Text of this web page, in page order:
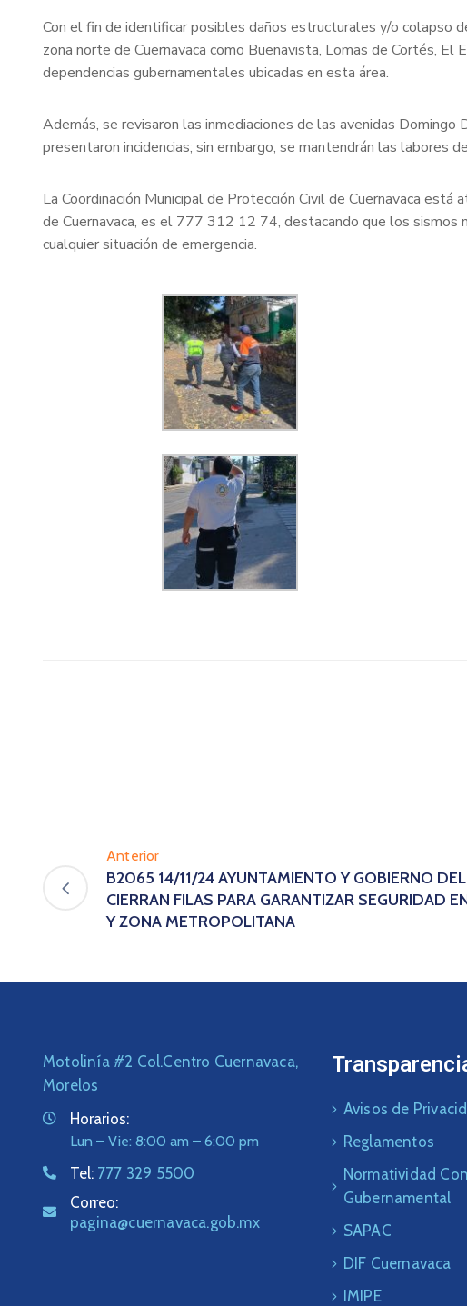
Con el fin de identificar posibles daños estructurales y/o colapso
zona norte de Cuernavaca como Buenavista, Lomas de Cortés,
dependencias gubernamentales ubicadas en esta área.
Además, se revisaron las inmediaciones de las avenidas
presentaron incidencias; sin embargo, se mantendrán las labores
La Coordinación Municipal de Protección Civil de Cuernavaca
de Cuernavaca, es el 777 312 12 74, destacando que los
cualquier situación de emergencia.
Anterior
B2065 14/11/24 AYUNTAMIENTO Y GOBIERNO
CIERRAN FILAS PARA GARANTIZAR SEGURIDAD
Y ZONA METROPOLITANA
Motolinía #2 Col.Centro Cuernavaca,
Morelos
Horarios:
Lun – Vie: 8:00 am – 6:00 pm
Tel: 777 329 5500
Correo:
pagina@cuernavaca.gob.mx
Avisos de
Reglamentos
Normatividad
Gubernamental
SAPAC
DIF Cuernavaca
IMIPE